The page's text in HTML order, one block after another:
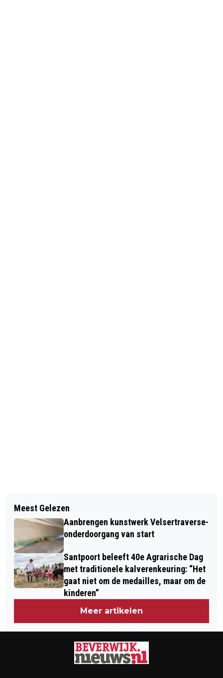
KNMI: DEZE LENTE BEHOORT TOT
WARMSTE VIJF OOIT GEMETEN
JEUGD KAN ZICH UITLEVEN TIJDENS
BUITENSPEELDAG IN OOSTERWIJK
Meest Gelezen
Aanbrengen kunstwerk Velsertraverse-
onderdoorgang van start
Santpoort beleeft 40e Agrarische Dag
met traditionele kalverenkeuring: “Het
gaat niet om de medailles, maar om de
kinderen”
Meer artikelen